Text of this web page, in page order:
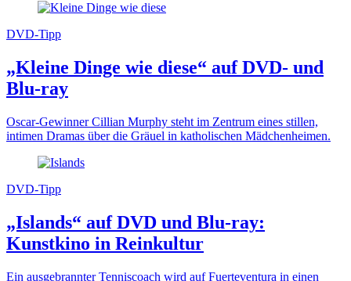
DVD-Tipp
„Kleine Dinge wie diese“ auf DVD- und
Blu-ray
Oscar-Gewinner Cillian Murphy steht im Zentrum eines stillen,
intimen Dramas über die Gräuel in katholischen Mädchenheimen.
DVD-Tipp
„Islands“ auf DVD und Blu-ray:
Kunstkino in Reinkultur
Ein ausgebrannter Tenniscoach wird auf Fuerteventura in einen